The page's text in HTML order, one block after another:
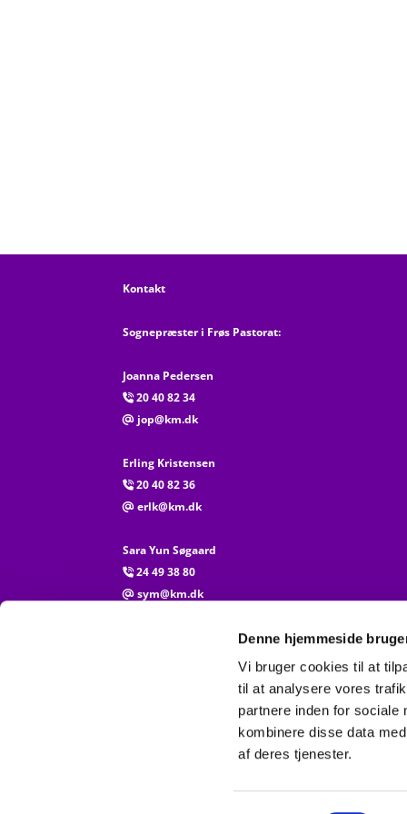
Denne hjemmeside
Vi bruger cookies til at
til at analysere vores
partnere inden for sociale
kombinere disse data
af deres tjenester.
Kontakt
Sognepræster i Frøs Pastorat:
Joanna Pedersen
20 40 82 34
@ jop@km.dk
Erling Kristensen
 20 40 82 36
@ erlk@km.dk
Sara Yun Søgaard
24 49 38 80
@ sym@km.dk
Al henvendelse vedr. attester, kirkebogsføring og